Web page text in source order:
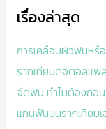
เรื่องล่าสุด
การเคลือบผิวฟันหรือ
รากเทียมดิจิตอลแพ
จัดฟัน ทำไมต้องถอ
แกนฟันบนรากเทียม